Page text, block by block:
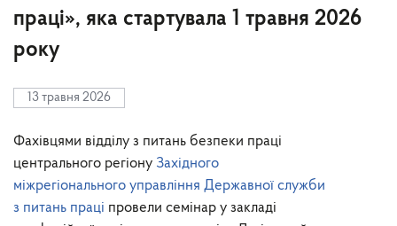
праці», яка стартувала 1 травня 2026
року
13 травня 2026
Фахівцями відділу з питань безпеки праці
центрального регіону Західного
міжрегіонального управління Державної служби
з питань праці провели семінар у закладі